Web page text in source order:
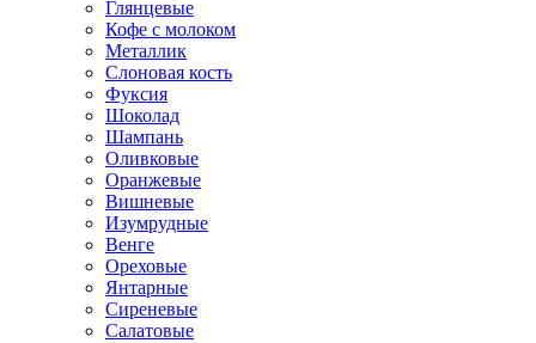
Глянцевые
Кофе с молоком
Металлик
Слоновая кость
Фуксия
Шоколад
Шампань
Оливковые
Оранжевые
Вишневые
Изумрудные
Венге
Ореховые
Янтарные
Сиреневые
Салатовые